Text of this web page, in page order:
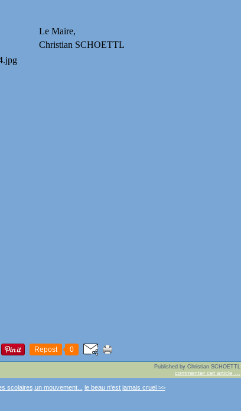
Le Maire,
Christian SCHOETTL
Repost 0
Published by Christian SCHOETTL
commenter cet article
scolaires,un mouvement... le beau n'est jamais cruel >>